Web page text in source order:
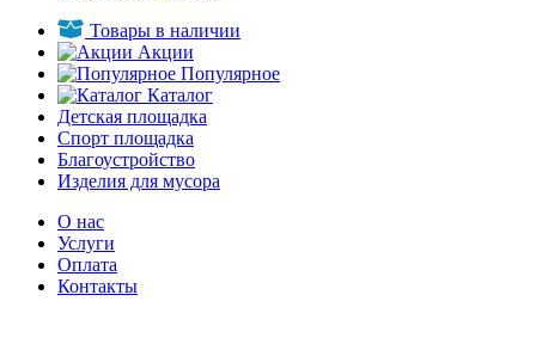
Товары в наличии
Акции
Популярное
Каталог
Детская площадка
Спорт площадка
Благоустройство
Изделия для мусора
О нас
Услуги
Оплата
Контакты